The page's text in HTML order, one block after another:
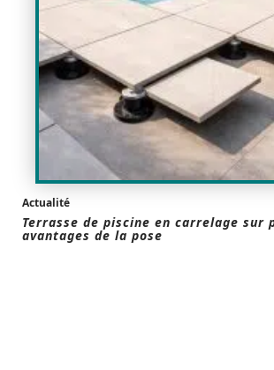
Actualité
Terrasse de piscine en carrelage sur
avantages de la pose